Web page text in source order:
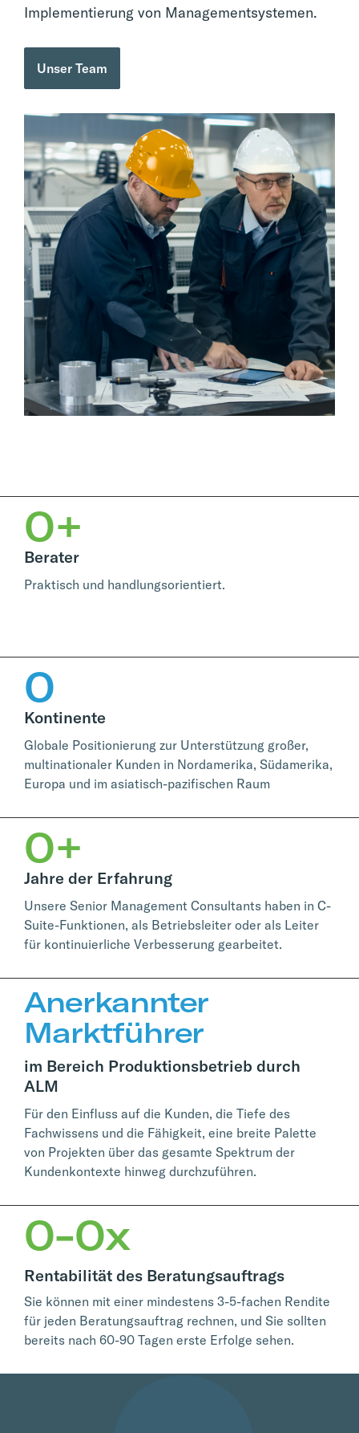
Implementierung von Managementsystemen.
Unser Team
Berater
0+
Praktisch und handlungsorientiert.
Kontinente
0
Globale Positionierung zur Unterstützung großer,
multinationaler Kunden in Nordamerika, Südamerika,
Europa und im asiatisch-pazifischen Raum
Jahre der Erfahrung
0+
Unsere Senior Management Consultants haben in C-
Suite-Funktionen, als Betriebsleiter oder als Leiter
für kontinuierliche Verbesserung gearbeitet.
Anerkannter
Marktführer
im Bereich Produktionsbetrieb durch
ALM
Für den Einfluss auf die Kunden, die Tiefe des
Fachwissens und die Fähigkeit, eine breite Palette
von Projekten über das gesamte Spektrum der
Kundenkontexte hinweg durchzuführen.
0-0x
Rentabilität des Beratungsauftrags
Sie können mit einer mindestens 3-5-fachen Rendite
für jeden Beratungsauftrag rechnen, und Sie sollten
bereits nach 60-90 Tagen erste Erfolge sehen.